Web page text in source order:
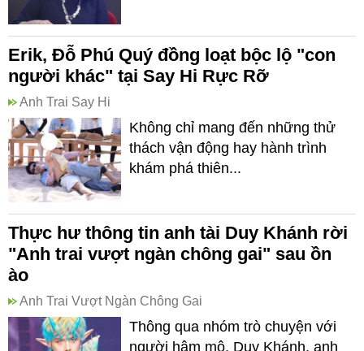
Erik, Đỗ Phú Quý đồng loạt bộc lộ "con
người khác" tại Say Hi Rực Rỡ
Anh Trai Say Hi
Không chỉ mang đến những thử
thách vận động hay hành trình
khám phá thiên...
Thực hư thông tin anh tài Duy Khánh rời
"Anh trai vượt ngàn chông gai" sau ồn
ào
Anh Trai Vượt Ngàn Chông Gai
Thông qua nhóm trò chuyện với
người hâm mộ, Duy Khánh, anh